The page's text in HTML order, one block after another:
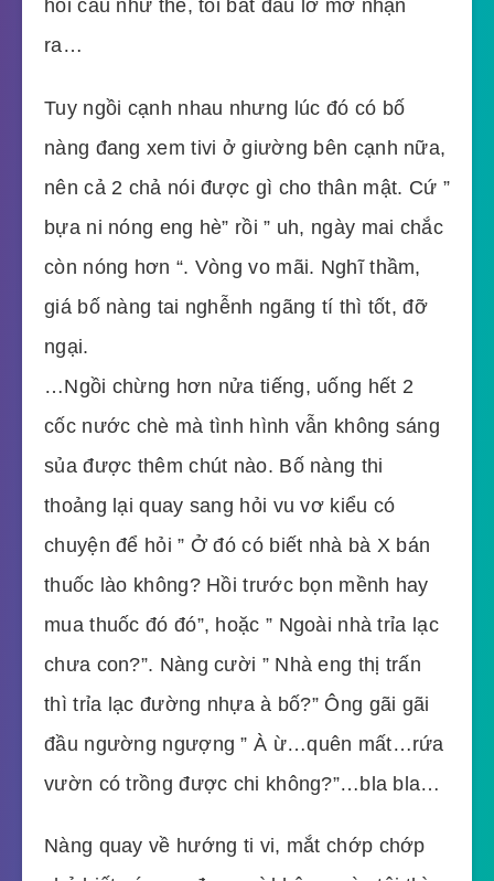
hỏi câu như thế, tôi bắt đầu lờ mờ nhận
ra…
Tuy ngồi cạnh nhau nhưng lúc đó có bố
nàng đang xem tivi ở giường bên cạnh nữa,
nên cả 2 chả nói được gì cho thân mật. Cứ ”
bựa ni nóng eng hè” rồi ” uh, ngày mai chắc
còn nóng hơn “. Vòng vo mãi. Nghĩ thầm,
giá bố nàng tai nghễnh ngãng tí thì tốt, đỡ
ngại.
…Ngồi chừng hơn nửa tiếng, uống hết 2
cốc nước chè mà tình hình vẫn không sáng
sủa được thêm chút nào. Bố nàng thi
thoảng lại quay sang hỏi vu vơ kiểu có
chuyện để hỏi ” Ở đó có biết nhà bà X bán
thuốc lào không? Hồi trước bọn mềnh hay
mua thuốc đó đó”, hoặc ” Ngoài nhà trỉa lạc
chưa con?”. Nàng cười ” Nhà eng thị trấn
thì trỉa lạc đường nhựa à bố?” Ông gãi gãi
đầu ngường ngượng ” À ừ…quên mất…rứa
vườn có trồng được chi không?”…bla bla…
Nàng quay về hướng ti vi, mắt chớp chớp